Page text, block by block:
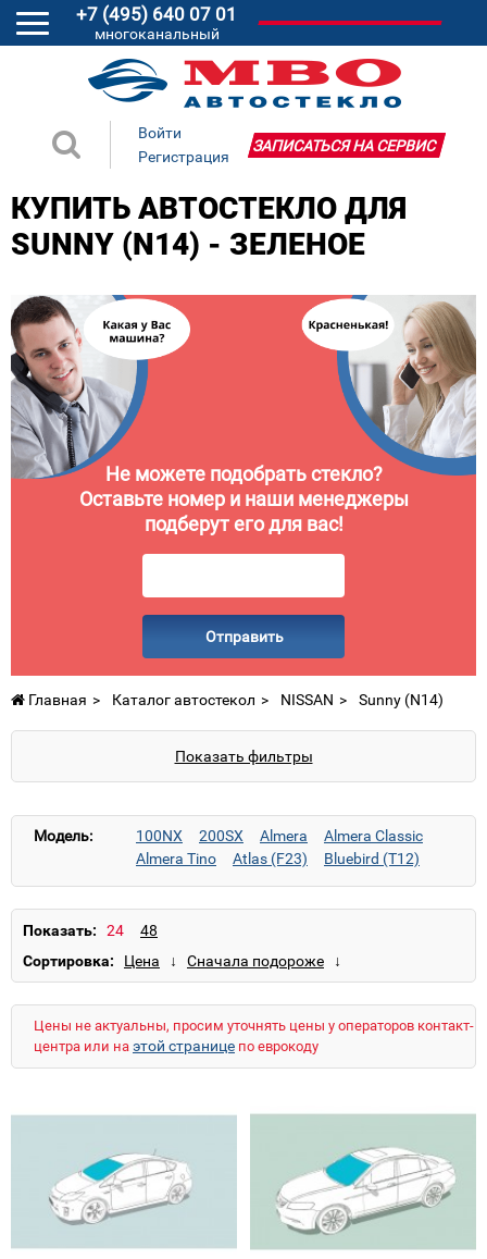
+7 (495) 640 07 01
многоканальный
Войти
Регистрация
ЗАПИСАТЬСЯ НА СЕРВИС
КУПИТЬ АВТОСТЕКЛО ДЛЯ
SUNNY (N14) - ЗЕЛЕНОЕ
Не можете подобрать стекло?
Оставьте номер и наши менеджеры
подберут его для вас!
Отправить
Главная Каталог автостекол NISSAN Sunny (N14)
Показать фильтры
Модель: 100NX 200SX Almera
Almera Classic
Almera Tino
Atlas (F23)
Bluebird (T12)
Laurel
Prairie
Primastar Primera
Sunny (B12)
Sunny (B13)
Sunny (N14)
Sunny (Y10) Teana
Terrano
X-Trail X-Trail (прав.руль)
Показать:
Сортировка:
Цены не актуальны, просим уточнять цены у операторов контакт-
центра или на этой странице по еврокоду